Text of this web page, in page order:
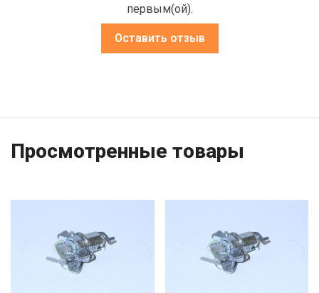
первым(ой).
Оставить отзыв
Просмотренные товары